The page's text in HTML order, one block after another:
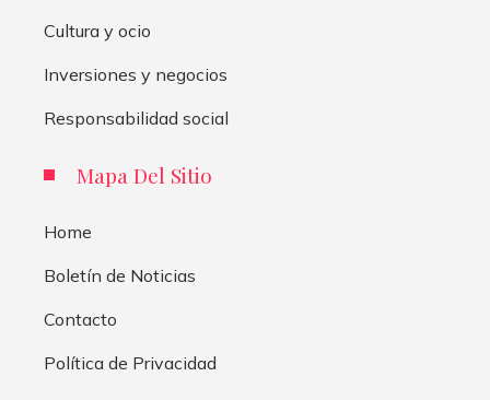
Cultura y ocio
Inversiones y negocios
Responsabilidad social
Mapa Del Sitio
Home
Boletín de Noticias
Contacto
Política de Privacidad